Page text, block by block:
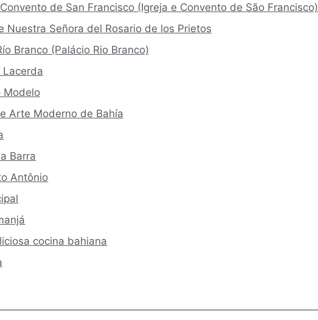
de San Francisco (Igreja e Convento de São Francisco)
Nuestra Señora del Rosario de los Prietos
Branco (Palácio Rio Branco)
Lacerda
Modelo
Arte Moderno de Bahía
Barra
Antônio
cocina bahiana